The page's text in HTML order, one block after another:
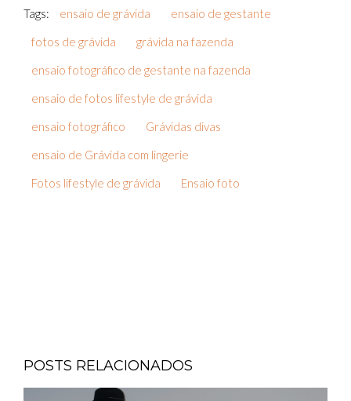
Tags: ensaio de grávida
ensaio de gestante
fotos de grávida
grávida na fazenda
ensaio fotográfico de gestante na fazenda
ensaio de fotos lifestyle de grávida
ensaio fotográfico
Grávidas divas
ensaio de Grávida com lingerie
Fotos lifestyle de grávida
Ensaio foto
POSTS RELACIONADOS